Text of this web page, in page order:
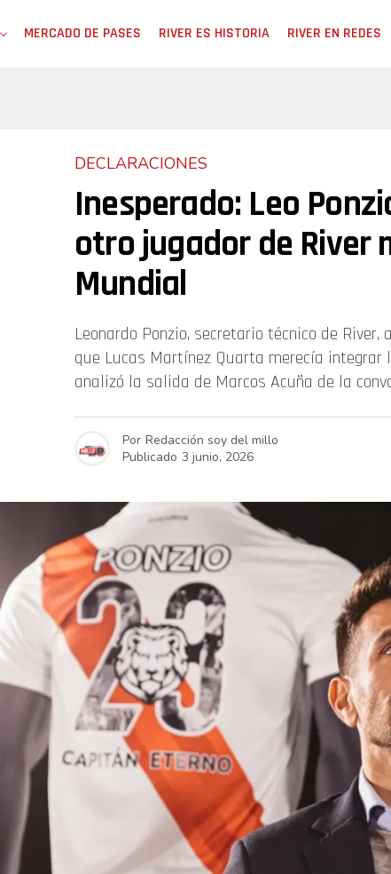
MERCADO DE PASES RIVER ES HISTORIA RIVER EN REDES
DECLARACIONES
Inesperado: Leo
otro jugador de River
Mundial
Leonardo Ponzio, secretario técnico de
que Lucas Martínez Quarta merecía
analizó la salida de Marcos Acuña de la
Por Redacción soy del millo
Publicado 3 junio, 2026